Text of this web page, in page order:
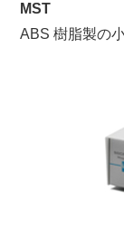
MST
ABS 樹脂製の